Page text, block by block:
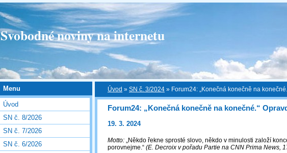
Svobodné noviny na internetu
Úvod » SN č. 3/2024 » Forum24: „Konečná konečně na
Forum24: „Konečná konečně na konečné.“
19. 3. 2024
Motto: „Někdo řekne sprosté slovo, někdo v minulosti založí
porovnejme.“ (E. Decroix v pořadu Partie na CNN Prima News,
Menu
Úvod
SN č. 8/2026
SN č. 7/2026
SN č. 6/2026